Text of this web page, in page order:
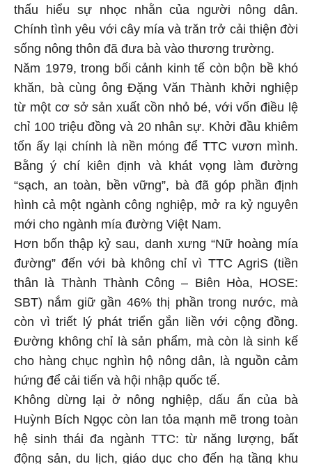
thấu hiểu sự nhọc nhằn của người nông dân.
Chính tình yêu với cây mía và trăn trở cải thiện đời
sống nông thôn đã đưa bà vào thương trường.
Năm 1979, trong bối cảnh kinh tế còn bộn bề khó
khăn, bà cùng ông Đặng Văn Thành khởi nghiệp
từ một cơ sở sản xuất cồn nhỏ bé, với vốn điều lệ
chỉ 100 triệu đồng và 20 nhân sự. Khởi đầu khiêm
tốn ấy lại chính là nền móng để TTC vươn mình.
Bằng ý chí kiên định và khát vọng làm đường
“sạch, an toàn, bền vững”, bà đã góp phần định
hình cả một ngành công nghiệp, mở ra kỷ nguyên
mới cho ngành mía đường Việt Nam.
Hơn bốn thập kỷ sau, danh xưng “Nữ hoàng mía
đường” đến với bà không chỉ vì TTC AgriS (tiền
thân là Thành Thành Công – Biên Hòa, HOSE:
SBT) nắm giữ gần 46% thị phần trong nước, mà
còn vì triết lý phát triển gắn liền với cộng đồng.
Đường không chỉ là sản phẩm, mà còn là sinh kế
cho hàng chục nghìn hộ nông dân, là nguồn cảm
hứng để cải tiến và hội nhập quốc tế.
Không dừng lại ở nông nghiệp, dấu ấn của bà
Huỳnh Bích Ngọc còn lan tỏa mạnh mẽ trong toàn
hệ sinh thái đa ngành TTC: từ năng lượng, bất
động sản, du lịch, giáo dục cho đến hạ tầng khu